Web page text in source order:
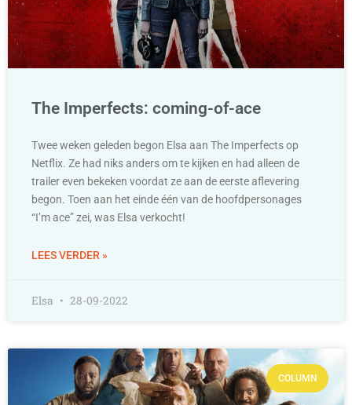
The Imperfects: coming-of-ace
Twee weken geleden begon Elsa aan The Imperfects op
Netflix. Ze had niks anders om te kijken en had alleen de
trailer even bekeken voordat ze aan de eerste aflevering
begon. Toen aan het einde één van de hoofdpersonages
“I’m ace” zei, was Elsa verkocht!
LEES VERDER »
Elsa 28-09-2022
COLUMN